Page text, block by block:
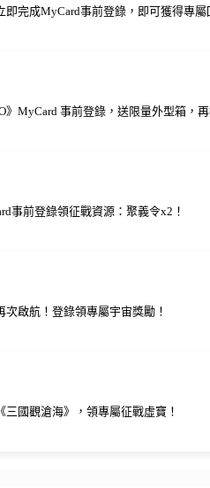
完成MyCard事前登錄，即可獲得專屬
MyCard 事前登錄，送限量外型箱，
事前登錄領征戰資源：聚義令x2！
次啟航！登錄領專屬宇宙獎勵！
國觀滄海》，領專屬征戰虛寶！